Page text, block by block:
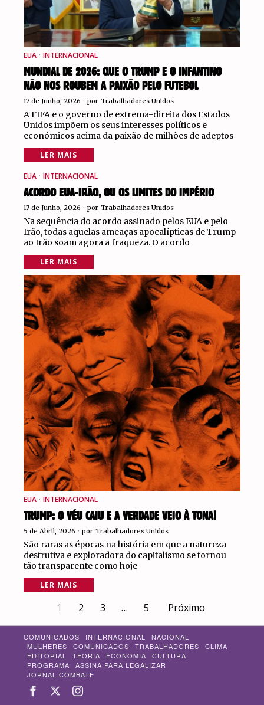
EUA · INTERNACIONAL
MUNDIAL DE 2026: QUE O TRUMP E O INFANTINO
NÃO NOS ROUBEM A PAIXÃO PELO FUTEBOL
17 de Junho, 2026 por Trabalhadores Unidos
A FIFA e o governo de extrema-direita dos Estados
Unidos impõem os seus interesses políticos e
económicos acima da paixão de milhões de adeptos
LER MAIS
EUA · INTERNACIONAL
ACORDO EUA-IRÃO, OU OS LIMITES DO IMPÉRIO
17 de Junho, 2026 por Trabalhadores Unidos
Na sequência do acordo assinado pelos EUA e pelo
Irão, todas aquelas ameaças apocalípticas de Trump
ao Irão soam agora a fraqueza. O acordo
LER MAIS
EUA · INTERNACIONAL
TRUMP: O VÉU CAIU E A VERDADE VEIO À TONA!
5 de Abril, 2026 por Trabalhadores Unidos
São raras as épocas na história em que a natureza
destrutiva e exploradora do capitalismo se tornou
tão transparente como hoje
LER MAIS
1 2 3 … 5 Próximo
COMUNICADOS INTERNACIONAL
NACIONAL
MULHERES
COMUNICADOS TRABALHADORES
CLIMA
EDITORIAL
TEORIA ECONOMIA
CULTURA
PROGRAMA
ASSINA PARA LEGALIZAR
JORNAL COMBATE